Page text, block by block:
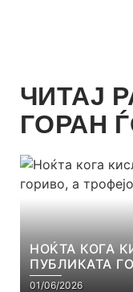
ЧИТАЈ
ГОРАН
НОЌТА КОГА
ПУБЛИКАТА
РЕАЛНОСТ
01/06/2026